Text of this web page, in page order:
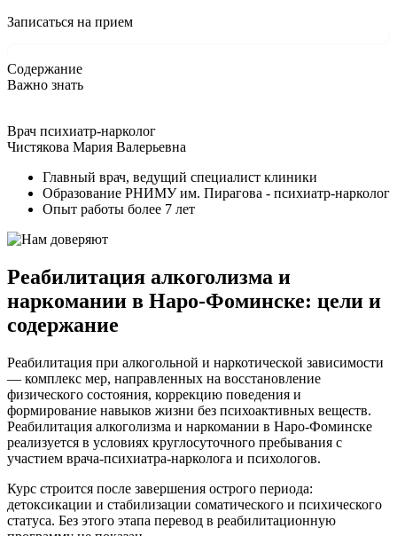
Записаться на прием
Содержание
Важно знать
Врач психиатр-нарколог
Чистякова Мария Валерьевна
Главный врач, ведущий специалист клиники
Образование РНИМУ им. Пирагова - психиатр-нарколог
Опыт работы более 7 лет
Реабилитация алкоголизма и
наркомании в Наро-Фоминске: цели и
содержание
Реабилитация при алкогольной и наркотической зависимости
— комплекс мер, направленных на восстановление
физического состояния, коррекцию поведения и
формирование навыков жизни без психоактивных веществ.
Реабилитация алкоголизма и наркомании в Наро-Фоминске
реализуется в условиях круглосуточного пребывания с
участием врача-психиатра-нарколога и психологов.
Курс строится после завершения острого периода:
детоксикации и стабилизации соматического и психического
статуса. Без этого этапа перевод в реабилитационную